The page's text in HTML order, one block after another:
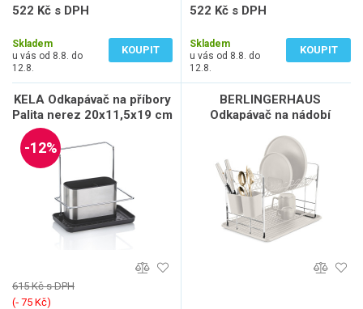
522 Kč s DPH
Skladem
u vás od 8.8. do
12.8.
KOUPIT
522 Kč s DPH
Skladem
u vás od 8.8. do
12.8.
KOUPIT
KELA Odkapávač na příbory
Palita nerez 20x11,5x19 cm
-12%
615 Kč s DPH
(‐ 75 Kč)
BERLINGERHAUS
Odkapávač na nádobí